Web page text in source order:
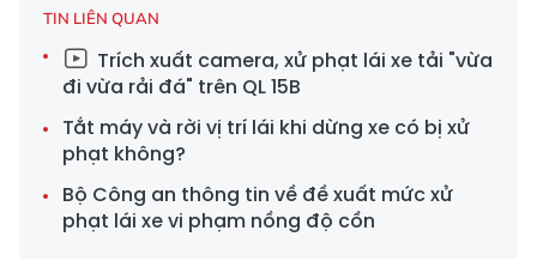
TIN LIÊN QUAN
Trích xuất camera, xử phạt lái xe tải "vừa
đi vừa rải đá" trên QL 15B
Tắt máy và rời vị trí lái khi dừng xe có bị xử
phạt không?
Bộ Công an thông tin về đề xuất mức xử
phạt lái xe vi phạm nồng độ cồn